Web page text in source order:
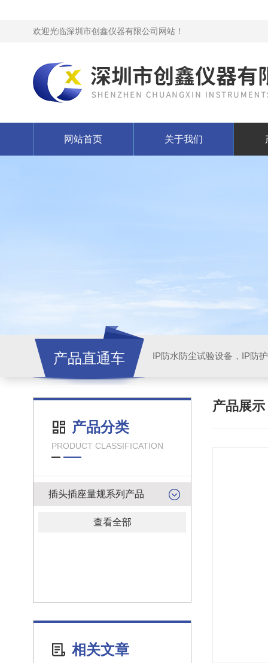
欢迎光临深圳市创鑫仪器有限公司网站！
网站首页 关于我们
产品直通车
产品分类
PRODUCT CLASSIFICATION
插头插座量规系列产品
查看全部
相关文章
产品展示